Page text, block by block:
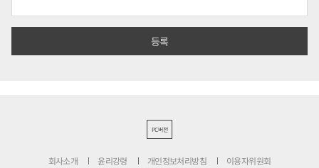
PC버전
회사소개 윤리강령 개인정보처리방침 이용자위원회